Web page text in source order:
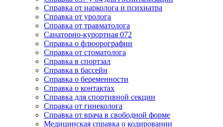
Справка от нарколога и психиатра
Cправка от уролога
Справка от травматолога
Санаторно-курортная 072
Справка о флюорографии
Справка от стоматолога
Справка в спортзал
Справка в бассейн
Справка о беременности
Справка о контактах
Справка для спортивной секции
Справка от гинеколога
Справка от врача в свободной форме
Медицинская справка о кодировании